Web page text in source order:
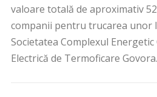
valoare totală de aproximativ
companii pentru trucarea unor
Societatea Complexul
Electrică de Termoficare